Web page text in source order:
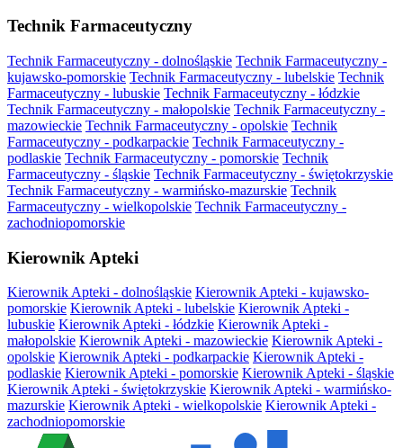
Technik Farmaceutyczny
Technik Farmaceutyczny - dolnośląskie Technik Farmaceutyczny -
kujawsko-pomorskie Technik Farmaceutyczny - lubelskie Technik
Farmaceutyczny - lubuskie Technik Farmaceutyczny - łódzkie
Technik Farmaceutyczny - małopolskie Technik Farmaceutyczny -
mazowieckie Technik Farmaceutyczny - opolskie Technik
Farmaceutyczny - podkarpackie Technik Farmaceutyczny -
podlaskie Technik Farmaceutyczny - pomorskie Technik
Farmaceutyczny - śląskie Technik Farmaceutyczny - świętokrzyskie
Technik Farmaceutyczny - warmińsko-mazurskie Technik
Farmaceutyczny - wielkopolskie Technik Farmaceutyczny -
zachodniopomorskie
Kierownik Apteki
Kierownik Apteki - dolnośląskie Kierownik Apteki - kujawsko-
pomorskie Kierownik Apteki - lubelskie Kierownik Apteki -
lubuskie Kierownik Apteki - łódzkie Kierownik Apteki -
małopolskie Kierownik Apteki - mazowieckie Kierownik Apteki -
opolskie Kierownik Apteki - podkarpackie Kierownik Apteki -
podlaskie Kierownik Apteki - pomorskie Kierownik Apteki - śląskie
Kierownik Apteki - świętokrzyskie Kierownik Apteki - warmińsko-
mazurskie Kierownik Apteki - wielkopolskie Kierownik Apteki -
zachodniopomorskie